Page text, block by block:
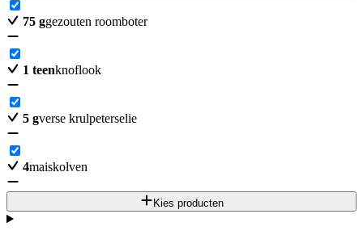
75 ggezouten roomboter
1 teenknoflook
5 gverse krulpeterselie
4maiskolven
Kies producten